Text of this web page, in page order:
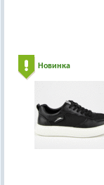
Новинка